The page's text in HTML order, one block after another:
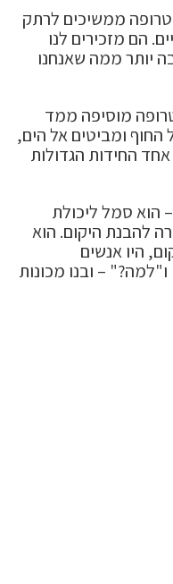
ממשיכים לרתק
גילויים. הם מזכירים לנו
יותר ממה שאנחנו
מוסיפה ממד
ומביטים אל הים,
החידות הגדולות
הוא סמל ליכולת
להבנת היקום. הוא
היו אנשים
– ובנו מכונות